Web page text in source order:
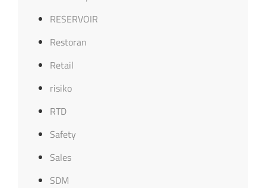
RESERVOIR
Restoran
Retail
risiko
RTD
Safety
Sales
SDM